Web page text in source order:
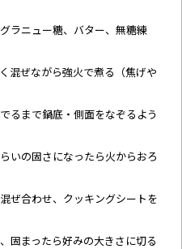
ラニュー糖、バター、無糖練
混ぜながら強火で煮る（焦げや
るまで鍋底・側面をなぞるよう
いの固さになったら火からおろ
ぜ合わせ、クッキングシートを
固まったら好みの大きさに切る